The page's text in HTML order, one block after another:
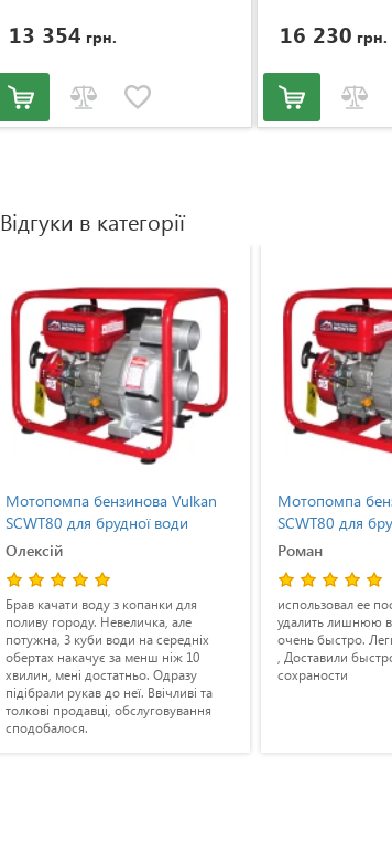
13 354 грн. 16 230 грн.
Відгуки в категорії
Мотопомпа бензинова Vulkan
SCWT80 для брудної води
Олексій
Брав качати воду з копанки для
поливу городу. Невеличка, але
потужна, 3 куби води на середніх
обертах накачує за менш ніж 10
хвилин, мені достатньо. Одразу
підібрали рукав до неї. Ввічливі та
толкові продавці, обслуговування
сподобалося.
Мотопомпа
SCWT80 для
Роман
использовал ее
удалить лишнюю
очень быстро.
, Доставили
сохраности